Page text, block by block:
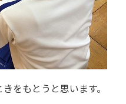
をもとうと思います。